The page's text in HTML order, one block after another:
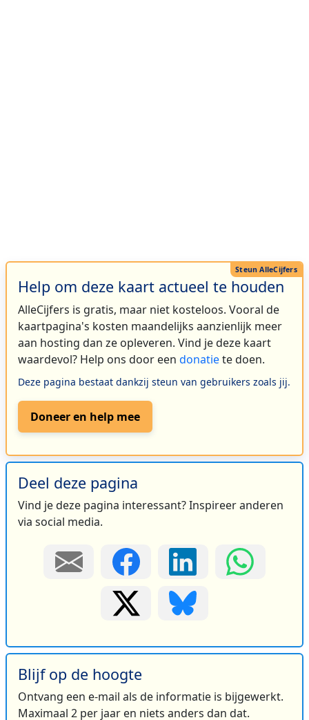
Help om deze kaart actueel te houden
AlleCijfers is gratis, maar niet kosteloos. Vooral de
kaartpagina's kosten maandelijks aanzienlijk meer
aan hosting dan ze opleveren. Vind je deze kaart
waardevol? Help ons door een donatiete doen.
Deze pagina bestaat dankzij steun van gebruikers zoals jij.
Doneer en help mee
Deel deze pagina
Vind je deze pagina interessant? Inspireer anderen
via social media.
Blijf op de hoogte
Ontvang een e-mail als de informatie is bijgewerkt.
Maximaal 2 per jaar en niets anders dan dat.